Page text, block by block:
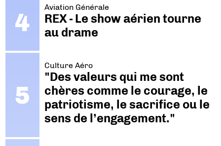
Aviation Générale
REX - Le show aérien tourne
au drame
Culture Aéro
"Des valeurs qui me sont
chères comme le courage, le
patriotisme, le sacrifice ou le
sens de l’engagement."